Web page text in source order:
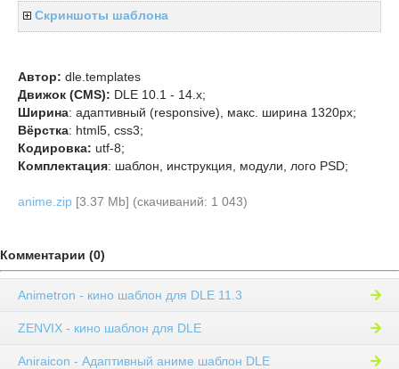
Скриншоты шаблона
Автор: dle.templates
Движок (CMS): DLE 10.1 - 14.x;
Ширина: адаптивный (responsive), макс. ширина 1320px;
Вёрстка: html5, css3;
Кодировка: utf-8;
Комплектация: шаблон, инструкция, модули, лого PSD;
anime.zip [3.37 Mb] (cкачиваний: 1 043)
Комментарии (0)
Animetron - кино шаблон для DLE 11.3
ZENVIX - кино шаблон для DLE
Аniraicon - Адаптивный аниме шаблон DLE